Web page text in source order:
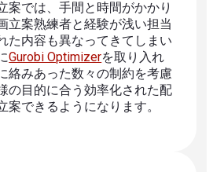
案では、手間と時間がかかり
立案熟練者と経験が浅い担当
た内容も異なってきてしまい
Gurobi Optimizerを取り入れ
絡みあった数々の制約を考慮
の目的に合う効率化された配
案できるようになります。